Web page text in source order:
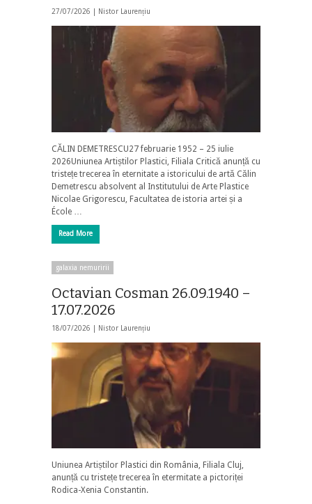
27/07/2026 | Nistor Laurențiu
CĂLIN DEMETRESCU27 februarie 1952 – 25 iulie
2026Uniunea Artiștilor Plastici, Filiala Critică anunță cu
tristețe trecerea în eternitate a istoricului de artă Călin
Demetrescu absolvent al Institutului de Arte Plastice
Nicolae Grigorescu, Facultatea de istoria artei și a
École …
Read More
galaxia nemuririi
Octavian Cosman 26.09.1940 –
17.07.2026
18/07/2026 | Nistor Laurențiu
Uniunea Artiștilor Plastici din România, Filiala Cluj,
anunță cu tristețe trecerea în etermitate a pictoriței
Rodica-Xenia Constantin.